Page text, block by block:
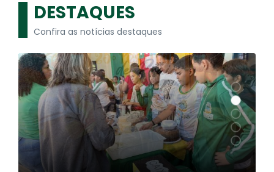
DESTAQUES
Confira as notícias destaques